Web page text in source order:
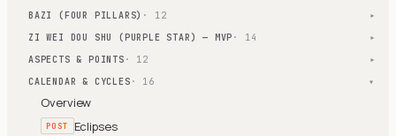
BAZI (FOUR PILLARS) · 12 ▾
ZI WEI DOU SHU (PURPLE STAR) — MVP · 14 ▾
ASPECTS & POINTS · 12 ▾
CALENDAR & CYCLES · 16 ▾
Overview
POST Eclipses